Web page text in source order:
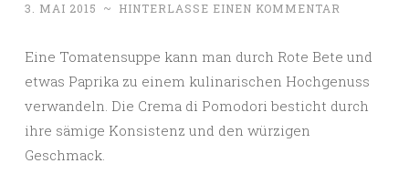
3. MAI 2015 ~ HINTERLASSE EINEN KOMMENTAR
Eine Tomatensuppe kann man durch Rote Bete und
etwas Paprika zu einem kulinarischen Hochgenuss
verwandeln. Die Crema di Pomodori besticht durch
ihre sämige Konsistenz und den würzigen
Geschmack.